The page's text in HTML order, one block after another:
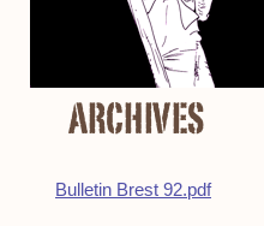
Bulletin Brest 92.pdf